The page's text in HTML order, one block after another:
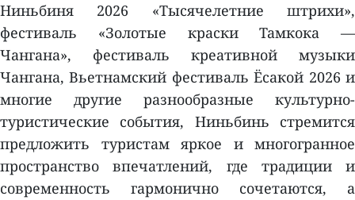
Ниньбиня 2026 «Тысячелетние штрихи»,
фестиваль «Золотые краски Тамкока —
Чангана», фестиваль креативной музыки
Чангана, Вьетнамский фестиваль Ёсакой 2026 и
многие другие разнообразные культурно-
туристические события, Ниньбинь стремится
предложить туристам яркое и многогранное
пространство впечатлений, где традиции и
современность гармонично сочетаются, а